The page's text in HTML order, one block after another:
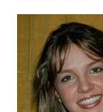
WN
KALTIM
WN
SULSEL